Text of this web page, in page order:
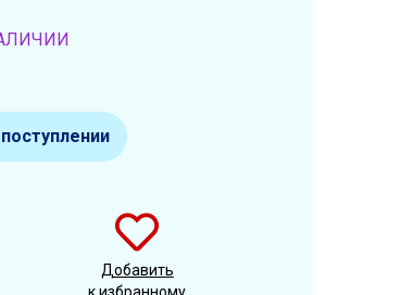
Добавить
к избранному